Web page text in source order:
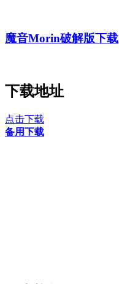
魔音Morin破解版下载
下载地址
点击下载
备用下载